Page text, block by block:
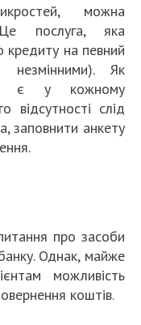
можна
Це послуга, яка
кредиту на певний
незмінними). Як
є у кожному
відсутності слід
заповнити анкету
про засоби
Однак, майже
можливість
коштів.